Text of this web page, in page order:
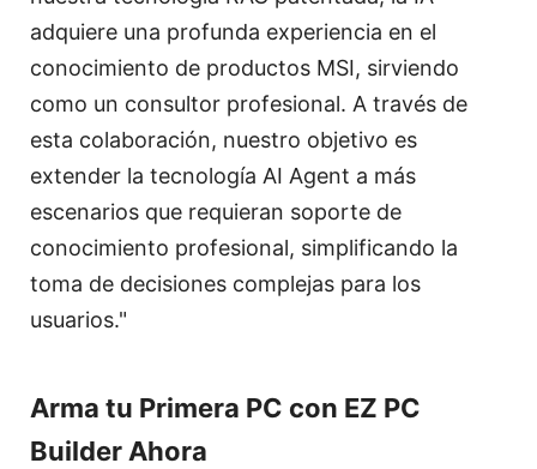
adquiere una profunda experiencia en el
conocimiento de productos MSI, sirviendo
como un consultor profesional. A través de
esta colaboración, nuestro objetivo es
extender la tecnología AI Agent a más
escenarios que requieran soporte de
conocimiento profesional, simplificando la
toma de decisiones complejas para los
usuarios."
Arma tu Primera PC con EZ PC
Builder Ahora